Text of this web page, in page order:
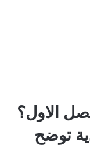
الاول؟
توضح